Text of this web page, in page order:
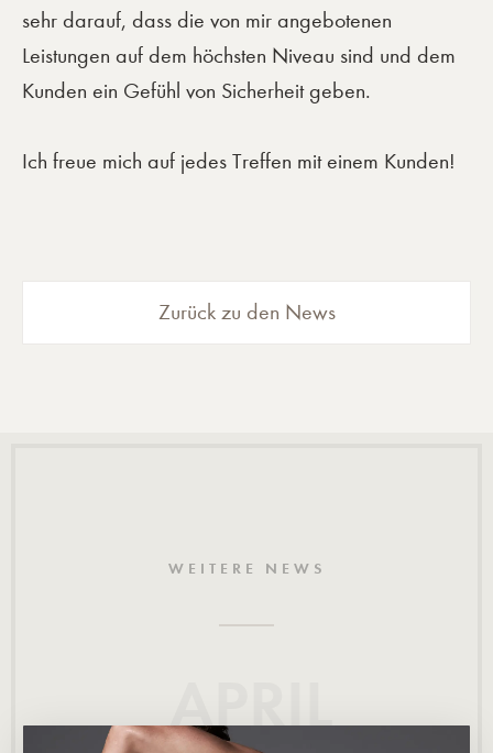
sehr darauf, dass die von mir angebotenen
Leistungen auf dem höchsten Niveau sind und dem
Kunden ein Gefühl von Sicherheit geben.
Ich freue mich auf jedes Treffen mit einem Kunden!
Zurück zu den News
WEITERE NEWS
APRIL